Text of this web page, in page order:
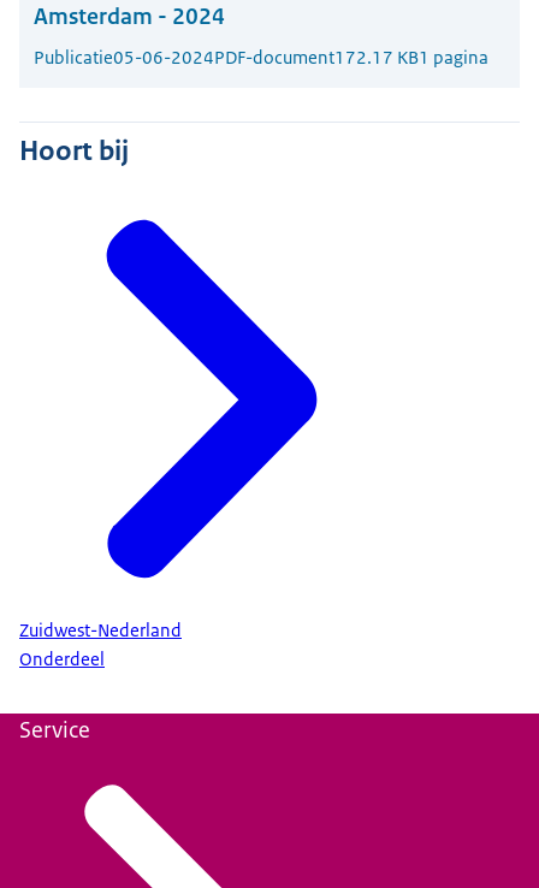
Amsterdam - 2024
Publicatie05-06-2024PDF-document172.17 KB1 pagina
Hoort bij
Zuidwest-Nederland
Onderdeel
Service